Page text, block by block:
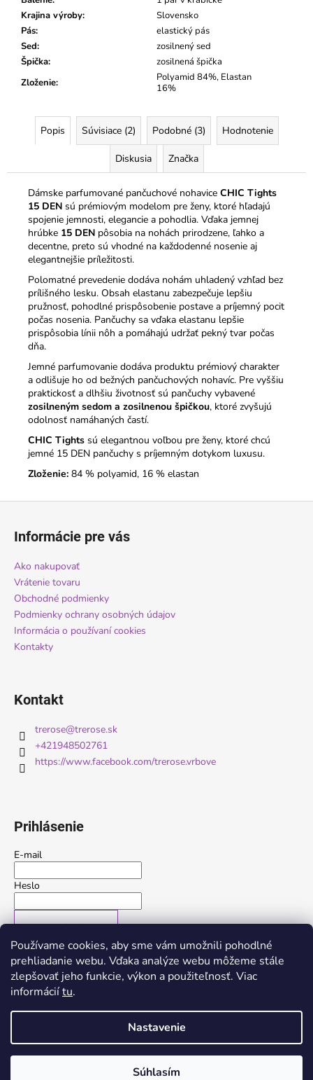
Používame cookies, aby sme vám umožnili pohodlné
prehliadanie webu. Vďaka analýze webu môžeme stále
zlepšovať jeho funkcie, výkon a použiteľnosť. Viac
informáciítu.
Nastavenie
Súhlasím
Krajina výroby:
Slovensko
Pás:
elastický pás
Sed:
zosilnený sed
Špička:
zosilnená špička
Zloženie:
Polyamid 84%, Elastan
16%
Popis Súvisiace (2) Podobné (3) Hodnotenie
Diskusia Značka
Dámske parfumované pančuchové nohavice CHIC Tights
15 DEN sú prémiovým modelom pre ženy, ktoré hľadajú
spojenie jemnosti, elegancie a pohodlia. Vďaka jemnej
hrúbke 15 DEN pôsobia na nohách prirodzene, ľahko a
decentne, preto sú vhodné na každodenné nosenie aj
elegantnejšie príležitosti.
Polomatné prevedenie dodáva nohám uhladený vzhľad bez
prílišného lesku. Obsah elastanu zabezpečuje lepšiu
pružnosť, pohodlné prispôsobenie postave a príjemný pocit
počas nosenia. Pančuchy sa vďaka elastanu lepšie
prispôsobia línii nôh a pomáhajú udržať pekný tvar počas
dňa.
Jemné parfumovanie dodáva produktu prémiový charakter
a odlišuje ho od bežných pančuchových nohavíc. Pre vyššiu
praktickosť a dlhšiu životnosť sú pančuchy vybavené
zosilneným sedom a zosilnenou špičkou, ktoré zvyšujú
odolnosť namáhaných častí.
CHIC Tights sú elegantnou voľbou pre ženy, ktoré chcú
jemné 15 DEN pančuchy s príjemným dotykom luxusu.
Zloženie: 84 % polyamid, 16 % elastan
Informácie pre vás
Ako nakupovať
Vrátenie tovaru
Obchodné podmienky
Podmienky ochrany osobných údajov
Informácia o používaní cookies
Kontakty
Kontakt
trerose@trerose.sk
+421948502761
https://www.facebook.com/trerose.vrbove
Prihlásenie
E-mail
Heslo
Nová registráciaZabudnuté heslo
alebo
Trerose. Všetky práva vyhradené.